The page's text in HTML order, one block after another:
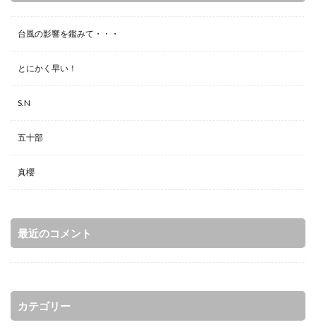
台風の影響を鑑みて・・・
とにかく早い！
S.N
五十部
真櫻
最近のコメント
カテゴリー